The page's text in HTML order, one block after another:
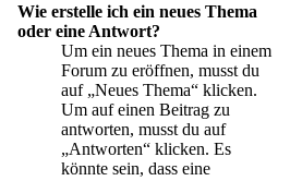
Wie erstelle ich ein neues Thema
oder eine Antwort?
Um ein neues Thema in einem
Forum zu eröffnen, musst du
auf „Neues Thema“ klicken.
Um auf einen Beitrag zu
antworten, musst du auf
„Antworten“ klicken. Es
könnte sein, dass eine